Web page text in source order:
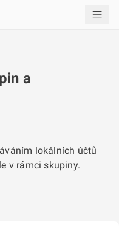
a
lokálních účtů
v rámci skupiny.